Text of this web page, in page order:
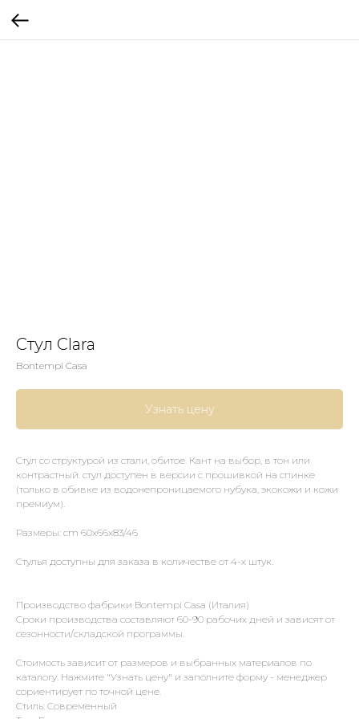
Стул Clara
Bontempi Casa
Узнать цену
Стул со структурой из стали, обитое. Кант на выбор, в тон или
контрастный. стул доступен в версии с прошивкой на спинке
(только в обивке из водонепроницаемого нубука, экокожи и кожи
премиум).
Размеры: cm 60x66x83/46
Стулья доступны для заказа в количестве от 4-х штук.
Производство фабрики Bontempi Casa (Италия)
Сроки производства составляют 60-90 рабочих дней и зависят от
сезонности/складской программы.
Стоимость зависит от размеров и выбранных материалов по
каталогу. Нажмите "Узнать цену" и заполните форму - менеджер
сориентирует по точной цене.
Стиль: Современный